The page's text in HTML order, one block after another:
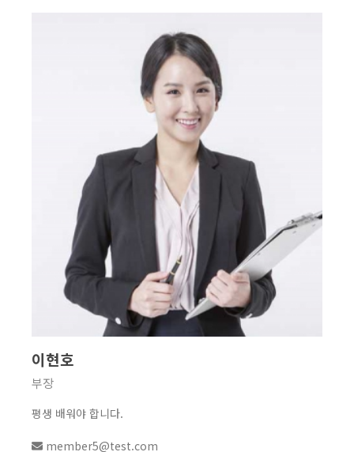
이현호
부장
평생 배워야 합니다.
member5@test.com